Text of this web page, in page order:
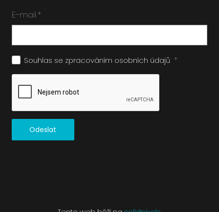
E-mail *
Souhlas se zpracováním osobních údajů *
Odeslat